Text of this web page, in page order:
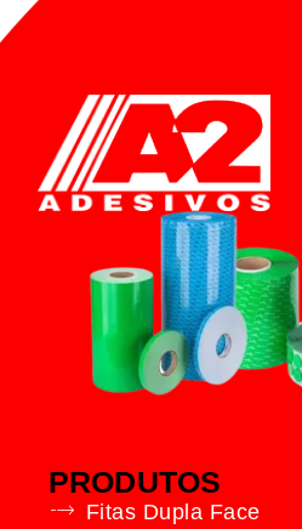
PRODUTOS
Fitas Dupla Face